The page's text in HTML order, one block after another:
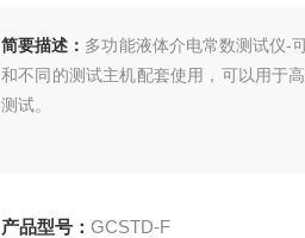
简要描述： 多功能液体介电常数测试仪-
和不同的测试主机配套使用，可以用于
测试。
产品型号： GCSTD-F